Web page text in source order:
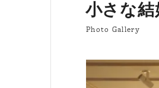
小さな結
Photo Gallery